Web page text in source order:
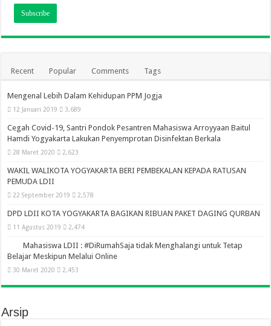
Recent Popular Comments Tags
Mengenal Lebih Dalam Kehidupan PPM Jogja
12 Januari 2019 3,689
Cegah Covid-19, Santri Pondok Pesantren Mahasiswa Arroyyaan Baitul
Hamdi Yogyakarta Lakukan Penyemprotan Disinfektan Berkala
28 Maret 2020 2,623
WAKIL WALIKOTA YOGYAKARTA BERI PEMBEKALAN KEPADA RATUSAN
PEMUDA LDII
22 September 2019 2,578
DPD LDII KOTA YOGYAKARTA BAGIKAN RIBUAN PAKET DAGING QURBAN
11 Agustus 2019 2,474
Mahasiswa LDII : #DiRumahSaja tidak Menghalangi untuk Tetap
Belajar Meskipun Melalui Online
30 Maret 2020 2,453
Arsip